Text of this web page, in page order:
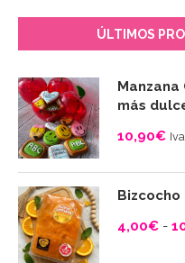
ÚLTIMOS
más
10,90€
4,00€ -
Rango